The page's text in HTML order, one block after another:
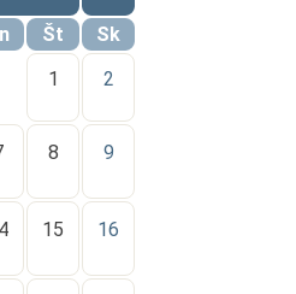
Št
Sk
1
2
8 9
15 16